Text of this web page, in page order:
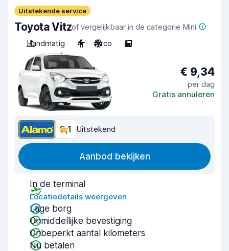
Uitstekende service
Toyota Vitzof vergelijkbaar in de categorie Mini
Handmatig
4 Airco 5
€ 9,34
per dag
Gratis annuleren
9,1 Uitstekend
Aanbod bekijken
In de terminal
Locatiedetails weergeven
Lage borg
Onmiddellijke bevestiging
Onbeperkt aantal kilometers
Nu betalen